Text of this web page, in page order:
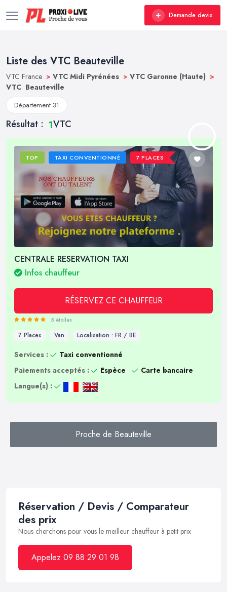
Demande devis
Liste des VTC Beauteville
VTC France > VTC Midi Pyrénées > VTC Garonne (Haute) >
VTC Beauteville
Département 31
Résultat : 1VTC
TOP TAXI CONVENTIONNÉ 7 PLACES
CENTRALE RESERVATION TAXI
Infos chauffeur
RÉSERVEZ CE CHAUFFEUR
5 étoiles
7 Places Van Localisation : FR / BE
Services :
Taxi conventionné
Paiements acceptés :
Espèce
Carte bancaire
Langue(s) :
Proche de Beauteville
Réservation / Devis / Comparateur
des prix
Nous cherchons pour vous le meilleur chauffeur à petit prix
Appelez 09 88 29 01 98